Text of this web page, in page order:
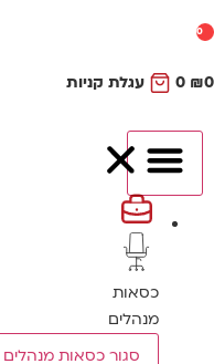
0
₪
0 עגלת קניות
כסאות
מנהלים
סגור כסאות מנהלים